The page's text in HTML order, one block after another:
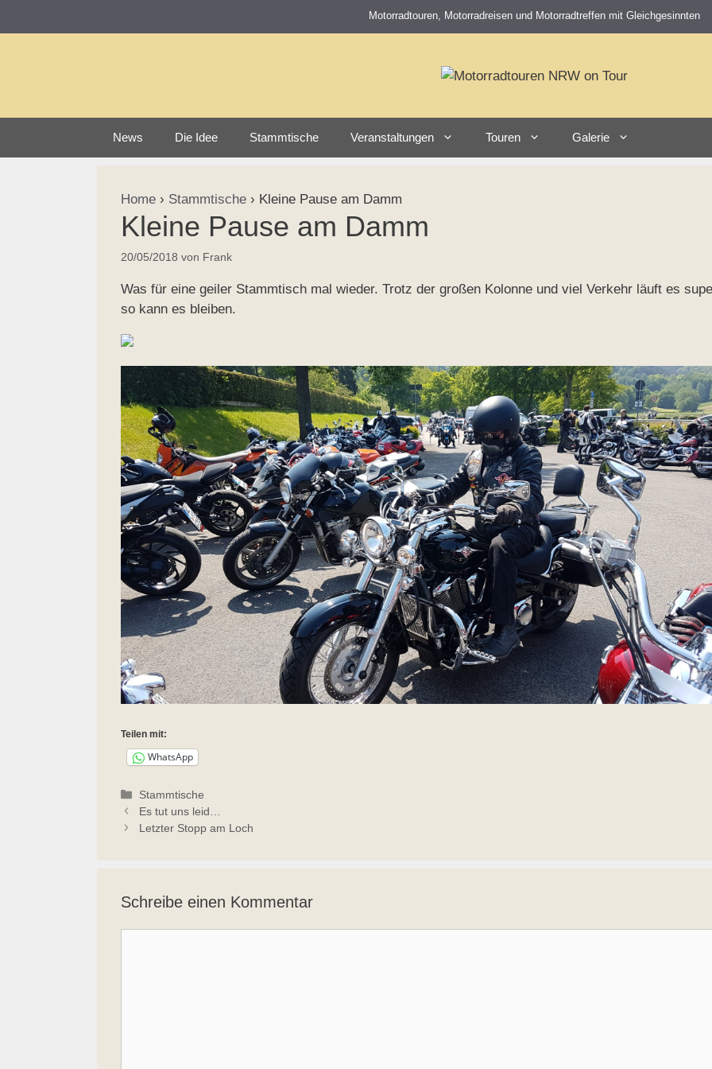
Motorradtouren, Motorradreisen und Motorradtreffen mit Gleichgesinnten
News Die Idee Stammtische Veranstaltungen Touren Galerie
Home › Stammtische › Kleine Pause am Damm
Kleine Pause am Damm
20/05/2018 von Frank
Was für eine geiler Stammtisch mal wieder. Trotz der großen Kolonne und viel Verkehr läuft es
so kann es bleiben.
Teilen mit:
WhatsApp
Kategorien
Stammtische
Es tut uns leid…
Letzter Stopp am Loch
Schreibe einen Kommentar